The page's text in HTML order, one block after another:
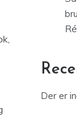
Der er